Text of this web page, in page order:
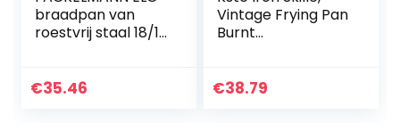
braadpan van
roestvrij staal 18/10
€35.46
Vintage Frying Pan
Burnt
€38.79